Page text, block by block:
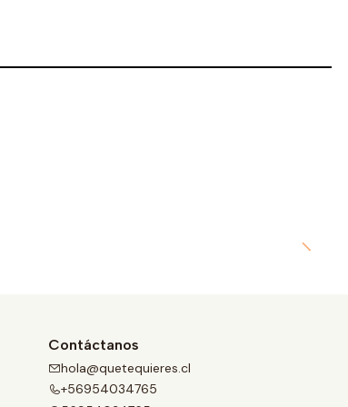
Contáctanos
hola@quetequieres.cl
+56954034765